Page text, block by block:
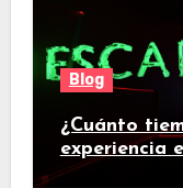
Blog
¿Cuánto
experiencia